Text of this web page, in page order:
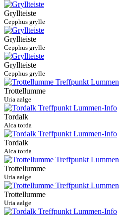
Gryllteiste
Cepphus grylle
Gryllteiste
Cepphus grylle
Gryllteiste
Cepphus grylle
Trottellumme
Uria aalge
Tordalk
Alca torda
Tordalk
Alca torda
Trottellumme
Uria aalge
Trottellumme
Uria aalge